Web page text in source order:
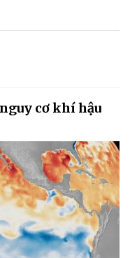
cơ khí hậu